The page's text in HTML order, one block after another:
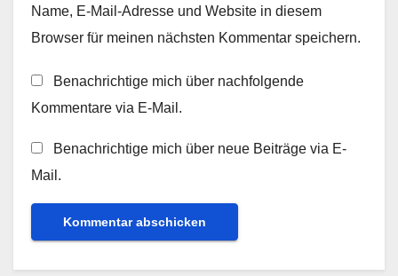
Name, E-Mail-Adresse und Website in diesem
Browser für meinen nächsten Kommentar speichern.
Benachrichtige mich über nachfolgende
Kommentare via E-Mail.
Benachrichtige mich über neue Beiträge via E-
Mail.